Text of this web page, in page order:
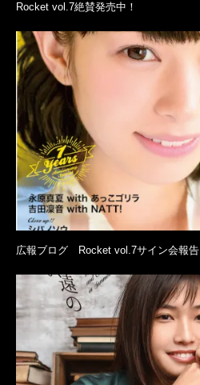
Rocket vol.7絶賛発売中！
広報ブログ Rocket vol.7サイン会報告